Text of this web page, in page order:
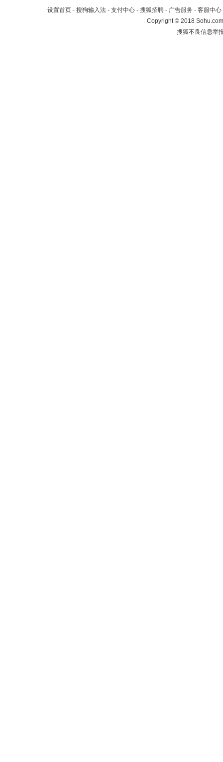
设置首页 - 搜狗输入法 - 支付中心 - 搜狐招聘 - 广告服务 - 客服中心
Copyright©2018
搜狐不良信息举